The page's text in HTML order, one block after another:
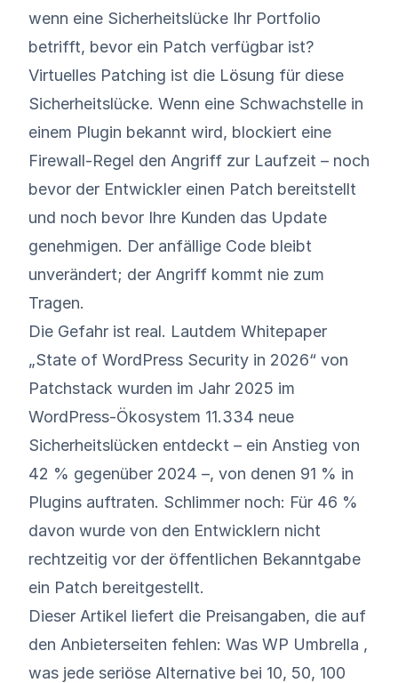
wenn eine Sicherheitslücke Ihr Portfolio
betrifft, bevor ein Patch verfügbar ist?
Virtuelles Patching ist die Lösung für diese
Sicherheitslücke. Wenn eine Schwachstelle in
einem Plugin bekannt wird, blockiert eine
Firewall-Regel den Angriff zur Laufzeit – noch
bevor der Entwickler einen Patch bereitstellt
und noch bevor Ihre Kunden das Update
genehmigen. Der anfällige Code bleibt
unverändert; der Angriff kommt nie zum
Tragen.
Die Gefahr ist real. Lautdem Whitepaper
„State of WordPress Security in 2026“ von
Patchstack wurden im Jahr 2025 im
WordPress-Ökosystem 11.334 neue
Sicherheitslücken entdeckt – ein Anstieg von
42 % gegenüber 2024 –, von denen 91 % in
Plugins auftraten. Schlimmer noch: Für 46 %
davon wurde von den Entwicklern nicht
rechtzeitig vor der öffentlichen Bekanntgabe
ein Patch bereitgestellt.
Dieser Artikel liefert die Preisangaben, die auf
den Anbieterseiten fehlen: Was WP Umbrella ,
was jede seriöse Alternative bei 10, 50, 100